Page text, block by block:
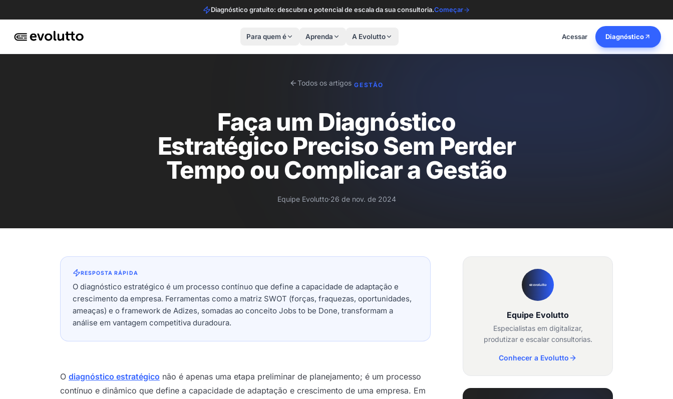
Diagnóstico gratuito: descubra o potencial de escala da sua consultoria.Começar
Para quem é Aprenda A Evolutto Acessar Diagnóstico
Todos os artigos GESTÃO
Faça um Diagnóstico
Estratégico Preciso Sem Perder
Tempo ou Complicar a Gestão
Equipe Evolutto·26 de nov. de 2024
RESPOSTA RÁPIDA
O diagnóstico estratégico é um processo contínuo que define a capacidade de adaptação e
crescimento da empresa. Ferramentas como a matriz SWOT (forças, fraquezas, oportunidades,
ameaças) e o framework de Adizes, somadas ao conceito Jobs to be Done, transformam a
análise em vantagem competitiva duradoura.
O diagnóstico estratégico não é apenas uma etapa preliminar de planejamento; é um processo
contínuo e dinâmico que define a capacidade de adaptação e crescimento de uma empresa. Em
Equipe Evolutto
Especialistas em digitalizar,
produtizar e escalar consultorias.
Conhecer a Evolutto